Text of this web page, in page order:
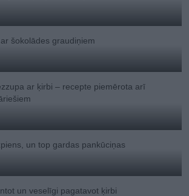
šokolādes graudiņiem
ar ķirbi – recepte piemērota arī
un top gardas pankūciņas
un veselīgi pagatavot ķirbi